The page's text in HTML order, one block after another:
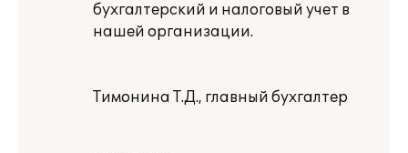
бухгалтерский и налоговый учет в
нашей организации.
Тимонина Т.Д., главный бухгалтер